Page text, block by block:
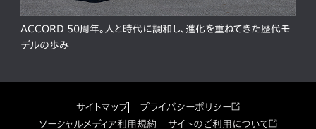
ACCORD 50周年。人と時代に調和し、進化を重ねてきた歴代モ
デルの歩み
サイトマップ
プライバシーポリシー
ソーシャルメディア利用規約
サイトのご利用について